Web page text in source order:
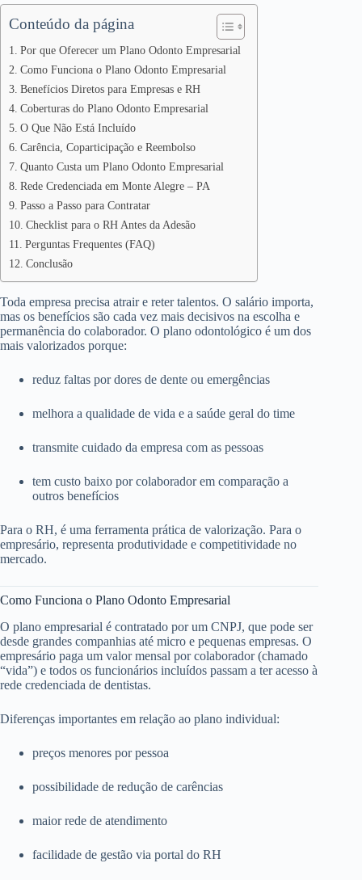
Conteúdo da página
Por que Oferecer um Plano Odonto Empresarial
Como Funciona o Plano Odonto Empresarial
Benefícios Diretos para Empresas e RH
Coberturas do Plano Odonto Empresarial
O Que Não Está Incluído
Carência, Coparticipação e Reembolso
Quanto Custa um Plano Odonto Empresarial
Rede Credenciada em Monte Alegre – PA
Passo a Passo para Contratar
Checklist para o RH Antes da Adesão
Perguntas Frequentes (FAQ)
Conclusão
Toda empresa precisa atrair e reter talentos. O salário importa,
mas os benefícios são cada vez mais decisivos na escolha e
permanência do colaborador. O plano odontológico é um dos
mais valorizados porque:
reduz faltas por dores de dente ou emergências
melhora a qualidade de vida e a saúde geral do time
transmite cuidado da empresa com as pessoas
tem custo baixo por colaborador em comparação a
outros benefícios
Para o RH, é uma ferramenta prática de valorização. Para o
empresário, representa produtividade e competitividade no
mercado.
Como Funciona o Plano Odonto Empresarial
O plano empresarial é contratado por um CNPJ, que pode ser
desde grandes companhias até micro e pequenas empresas. O
empresário paga um valor mensal por colaborador (chamado
“vida”) e todos os funcionários incluídos passam a ter acesso à
rede credenciada de dentistas.
Diferenças importantes em relação ao plano individual:
preços menores por pessoa
possibilidade de redução de carências
maior rede de atendimento
facilidade de gestão via portal do RH